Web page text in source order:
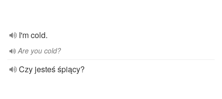
I'm cold.
Are you cold?
Czy jesteś śpiący?